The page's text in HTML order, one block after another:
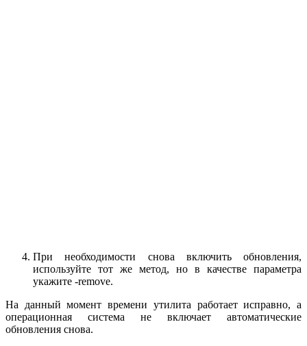
При необходимости снова включить обновления,
используйте тот же метод, но в качестве параметра
укажите -remove.
На данный момент времени утилита работает исправно, а
операционная система не включает автоматические
обновления снова.